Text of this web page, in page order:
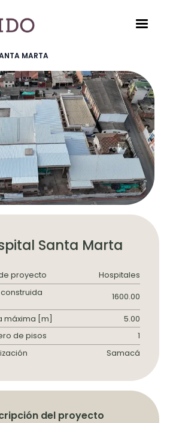
MARTA
Santa Marta
proyecto
Hospitales
1600.00
máxima [m]
5.00
de pisos
1
Samacá
del proyecto